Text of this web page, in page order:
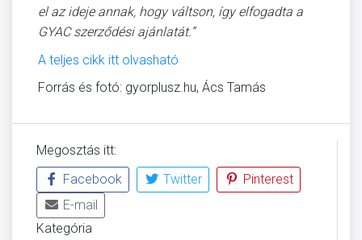
el az ideje annak, hogy váltson, így elfogadta a
GYAC szerződési ajánlatát.”
A teljes cikk itt olvasható
Forrás és fotó: gyorplusz.hu, Ács Tamás
Megosztás itt:
Facebook
Twitter
Pinterest
E-mail
Kategória